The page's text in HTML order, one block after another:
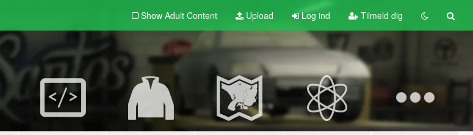
Show Adult Content Upload Log ind Tilmeld dig